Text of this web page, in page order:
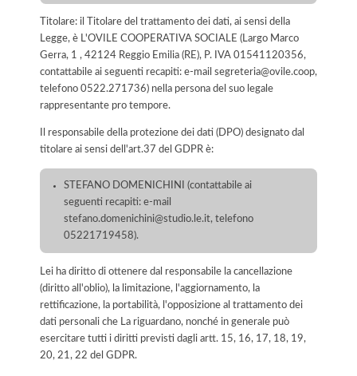
Titolare: il Titolare del trattamento dei dati, ai sensi della
Legge, è L'OVILE COOPERATIVA SOCIALE (Largo Marco
Gerra, 1 , 42124 Reggio Emilia (RE), P. IVA 01541120356,
contattabile ai seguenti recapiti: e-mail segreteria@ovile.coop,
telefono 0522.271736) nella persona del suo legale
rappresentante pro tempore.
Il responsabile della protezione dei dati (DPO) designato dal
titolare ai sensi dell'art.37 del GDPR è:
STEFANO DOMENICHINI (contattabile ai
seguenti recapiti: e-mail
stefano.domenichini@studio.le.it, telefono
05221719458).
Lei ha diritto di ottenere dal responsabile la cancellazione
(diritto all'oblio), la limitazione, l'aggiornamento, la
rettificazione, la portabilità, l'opposizione al trattamento dei
dati personali che La riguardano, nonché in generale può
esercitare tutti i diritti previsti dagli artt. 15, 16, 17, 18, 19,
20, 21, 22 del GDPR.